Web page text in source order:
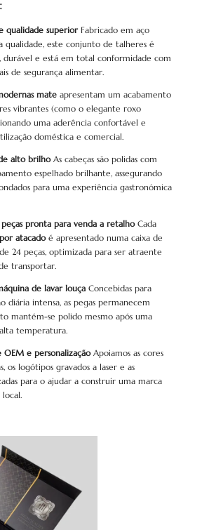
qualidade superiorFabricado em aço
qualidade, este conjunto de talheres é
durável e está em total conformidade com
de segurança alimentar.
mateapresentam um acabamento
vibrantes (como o elegante roxo
uma aderência confortável e
doméstica e comercial.
alto brilhoAs cabeças são polidas com
espelhado brilhante, assegurando
para uma experiência gastronómica
pronta para venda a retalhoCada
atacadoé apresentado numa caixa de
24 peças, optimizada para ser atraente
transportar.
de lavar louçaConcebidas para
diária intensa, as pegas permanecem
mantém-se polido mesmo após uma
temperatura.
OEM e personalizaçãoApoiamos as cores
os logótipos gravados a laser e as
para o ajudar a construir uma marca